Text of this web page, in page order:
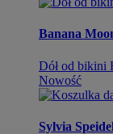
Banana
Dół od bikini
Nowość
Sylvia